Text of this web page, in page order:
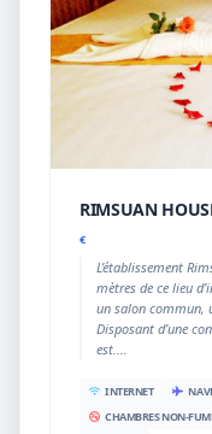
RIMSUAN
€
L’établissement
mètres de ce lieu
un salon commun,
Disposant d’une
est....
INTERNET
CHAMBRES NON-